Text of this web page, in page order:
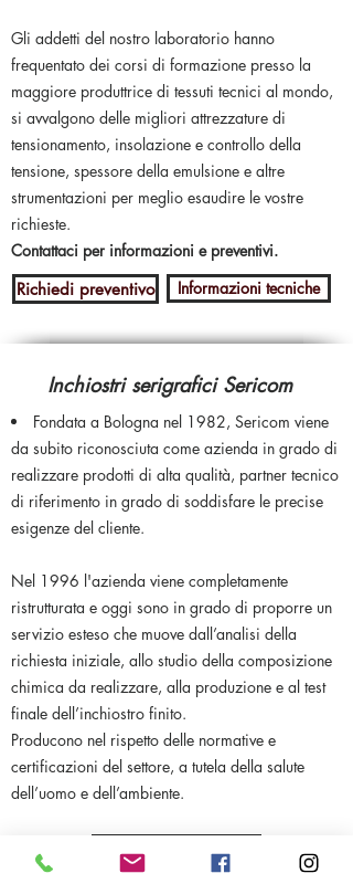
Gli addetti del nostro laboratorio hanno
frequentato dei corsi di formazione presso la
maggiore produttrice di tessuti tecnici al mondo,
si avvalgono delle migliori attrezzature di
tensionamento, insolazione e controllo della
tensione, spessore della emulsione e altre
strumentazioni per meglio esaudire le vostre
richieste.
Contattaci per informazioni e preventivi.
Richiedi preventivo
Informazioni tecniche
Inchiostri serigrafici Sericom
Fondata a Bologna nel 1982, Sericom viene
da subito riconosciuta come azienda in grado di
realizzare prodotti di alta qualità, partner tecnico
di riferimento in grado di soddisfare le precise
esigenze del cliente.
Nel 1996 l'azienda viene completamente
ristrutturata e oggi sono in grado di proporre un
servizio esteso che muove dall’analisi della
richiesta iniziale, allo studio della composizione
chimica da realizzare, alla produzione e al test
finale dell’inchiostro finito.
Producono nel rispetto delle normative e
certificazioni del settore, a tutela della salute
dell’uomo e dell’ambiente.
Richiedi preventivo